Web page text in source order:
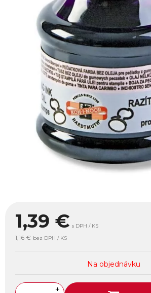
1,39 € s DPH / KS
1,16 € bez DPH / KS
Na objednávku
+